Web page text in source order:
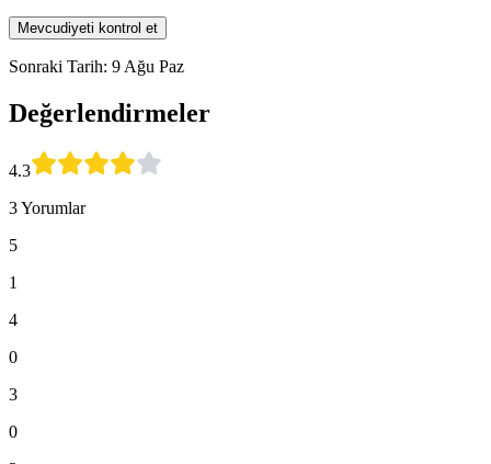
Mevcudiyeti kontrol et
Sonraki Tarih: 9 Ağu Paz
Değerlendirmeler
4.3
3 Yorumlar
5
1
4
0
3
0